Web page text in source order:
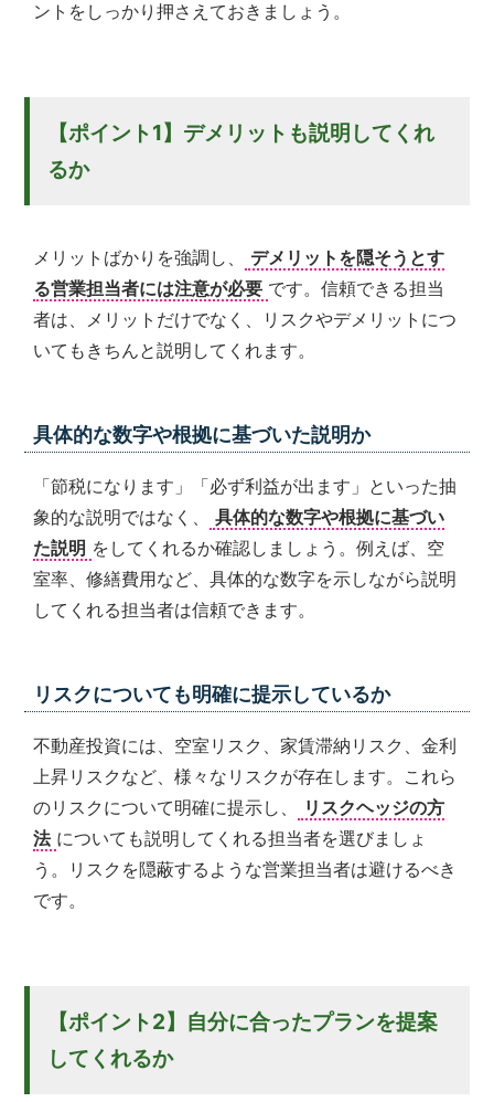
ントをしっかり押さえておきましょう。
【ポイント1】デメリットも説明してくれ
るか
メリットばかりを強調し、
デメリットを隠そうとす
る営業担当者には注意が必要 です。信頼できる担当
者は、メリットだけでなく、リスクやデメリットにつ
いてもきちんと説明してくれます。
具体的な数字や根拠に基づいた説明か
「節税になります」「必ず利益が出ます」といった抽
象的な説明ではなく、
具体的な数字や根拠に基づい
た説明 をしてくれるか確認しましょう。例えば、空
室率、修繕費用など、具体的な数字を示しながら説明
してくれる担当者は信頼できます。
リスクについても明確に提示しているか
不動産投資には、空室リスク、家賃滞納リスク、金利
上昇リスクなど、様々なリスクが存在します。これら
のリスクについて明確に提示し、
リスクヘッジの方
法 についても説明してくれる担当者を選びましょ
う。リスクを隠蔽するような営業担当者は避けるべき
です。
【ポイント2】自分に合ったプランを提案
してくれるか